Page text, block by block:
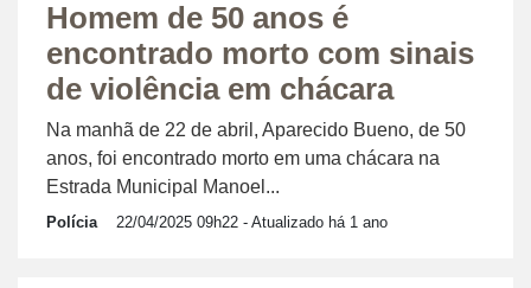
Homem de 50 anos é
encontrado morto com sinais
de violência em chácara
Na manhã de 22 de abril, Aparecido Bueno, de 50
anos, foi encontrado morto em uma chácara na
Estrada Municipal Manoel...
Polícia 22/04/2025 09h22 - Atualizado há 1 ano